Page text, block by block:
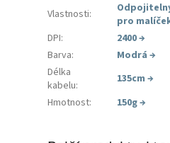
Vlastnosti:
pro
DPI: 2400→
Barva: Modrá →
Délka
kabelu: 135cm →
Hmotnost: 150g→